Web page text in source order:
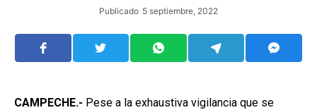
Publicado 5 septiembre, 2022
CAMPECHE.- Pese a la exhaustiva vigilancia que se